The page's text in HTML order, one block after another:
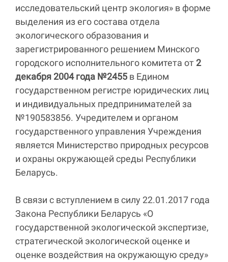
исследовательский центр экология» в форме
выделения из его состава отдела
экологического образования и
зарегистрированного решением Минского
городского исполнительного комитета от 2
декабря 2004 года №2455 в Едином
государственном регистре юридических лиц
и индивидуальных предпринимателей за
№190583856. Учредителем и органом
государственного управления Учреждения
является Министерство природных ресурсов
и охраны окружающей среды Республики
Беларусь.
В связи с вступлением в силу 22.01.2017 года
Закона Республики Беларусь «О
государственной экологической экспертизе,
стратегической экологической оценке и
оценке воздействия на окружающую среду»